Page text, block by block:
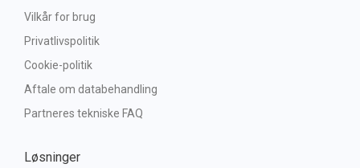
Vilkår for brug
Privatlivspolitik
Cookie-politik
Aftale om databehandling
Partneres tekniske FAQ
Løsninger